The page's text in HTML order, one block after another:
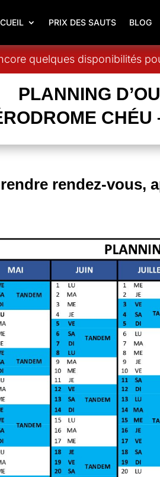
PRIX DES SAUTS BLOG
quelques disponibilités
PLANNING
CHÉU
rendez-vous,